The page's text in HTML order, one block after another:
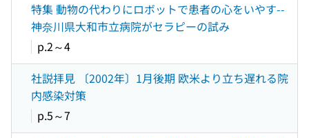
特集 動物の代わりにロボットで患者の心をいやす--
神奈川県大和市立病院がセラピーの試み
p.2～4
社説拝見 〔2002年〕1月後期 欧米より立ち遅れる院
内感染対策
p.5～7